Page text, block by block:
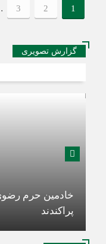
1
2
3
گزارش تصویری
خادمین حرم
پراکندند